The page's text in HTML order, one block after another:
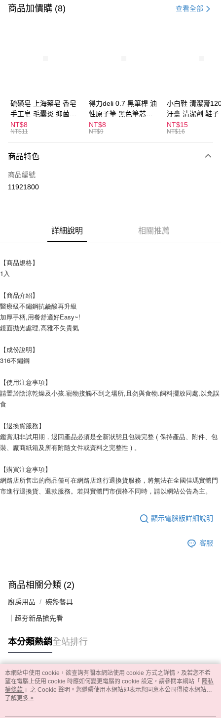
信用卡一次付款
悠遊付
ATM付款
全家取貨付款
每筆NT$60，滿NT$599(含以上)免運費
付款後全家取貨
每筆NT$60，滿NT$599(含以上)免運費
每筆NT$60，滿NT$599(含以上)免運費
每筆NT$120，滿NT$1,999(含以上)免運費
商品加價購 (8) 查看全部
硫磺皂 上海藥皂 香皂
手工皂 毛囊炎 抑菌除
蟎 清潔護膚 去油去痘
寵物皮膚病 狗狗貓咪
NT$8
NT$11
得力deli 0.7 黑筆桿 油
性原子筆 黑色筆芯
S304
NT$8
NT$9
小白鞋 清潔膏
汙膏 清潔劑 鞋子
漬 白皮鞋 鞋油
NT$15
NT$16
商品特色
商品編號
11921800
詳細說明 相關推薦
【商品規格】
1入
【商品介紹】
醫療級不鏽鋼抗鹼酸再升級
加厚手柄,用餐舒適好Easy~!
鏡面拋光處理,高雅不失貴氣
【成份說明】
316不鏽鋼
【使用注意事項】
請置於陰涼乾燥及小孩.寵物接觸不到之場所,且勿與食物.飼料擺放同處,以免誤
食
【退換貨服務】
鑑賞期非試用期，退回產品必須是全新狀態且包裝完整 ( 保持產品、附件、包
裝、廠商紙箱及所有附隨文件或資料之完整性 ) 。
【購買注意事項】
網路店所售出的商品僅可在網路店進行退換貨服務，將無法在全國佳瑪實體門
市進行退換貨、退款服務。若與實體門市價格不同時，請以網站公告為主。
顯示電腦版詳細說明
客服
商品相關分類 (2)
廚房用品 碗盤餐具
｜超夯新品搶先看
本分類熱銷全站排行
熱門標籤
本網站中使用 cookie，欲查詢有關本網站使用 cookie 方式之詳情，及若您不希
望在電腦上使用 cookie 時應如何變更電腦的 cookie 設定，請參閱本網站「 隱私
權條款 」之 Cookie 聲明。您繼續使用本網站即表示您同意本公司得按本網站使
用條款之 Cookie 聲明使用 cookie。
了解更多 >